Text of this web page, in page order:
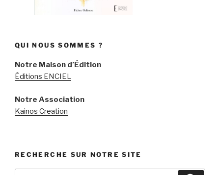
QUI NOUS SOMMES ?
Notre Maison d’Édition
Éditions ENCIEL
Notre Association
Kainos Creation
RECHERCHE SUR NOTRE SITE